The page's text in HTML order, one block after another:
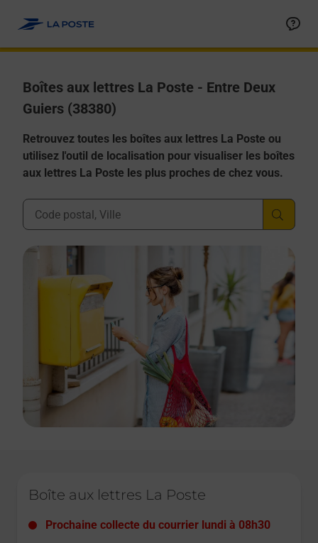
Boîtes aux lettres La Poste - Entre Deux
Guiers (38380)
Retrouvez toutes les boîtes aux lettres La Poste ou
utilisez l'outil de localisation pour visualiser les boîtes
aux lettres La Poste les plus proches de chez vous.
Ville, Département, Code Postal
Boîte aux lettres La Poste
Prochaine collecte du courrier lundi à 08h30